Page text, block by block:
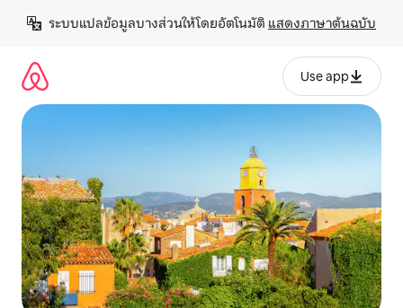
เนื้อหา
ระบบแปลข้อมูลบางส่วนให้โดยอัตโนมัติ แสดงภาษาต้นฉบับ
Use app